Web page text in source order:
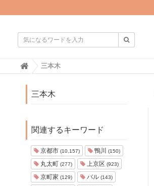
H
三本木
三本木
関連するキーワード
京都市 (10,157) 鴨川 (150)
丸太町 (277) 上京区 (923)
京町家 (129) バル (143)